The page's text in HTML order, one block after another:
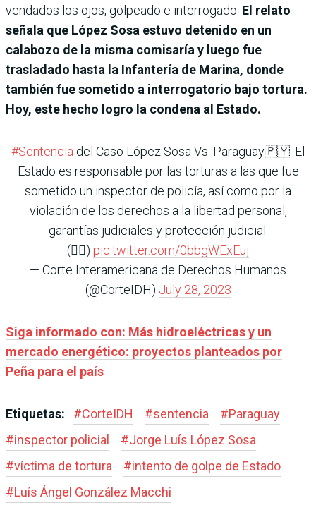
vendados los ojos, golpeado e interrogado. El relato
señala que López Sosa estuvo detenido en un
calabozo de la misma comisaría y luego fue
trasladado hasta la Infantería de Marina, donde
también fue sometido a interrogatorio bajo tortura.
Hoy, este hecho logro la condena al Estado.
#Sentencia del Caso López Sosa Vs. Paraguay🇵🇾. El
Estado es responsable por las torturas a las que fue
sometido un inspector de policía, así como por la
violación de los derechos a la libertad personal,
garantías judiciales y protección judicial.
(👇🏿) pic.twitter.com/0bbgWExEuj
— Corte Interamericana de Derechos Humanos
(@CorteIDH) July 28, 2023
Siga informado con: Más hidroeléctricas y un
mercado energético: proyectos planteados por
Peña para el país
Etiquetas: #CorteIDH #sentencia #Paraguay
#inspector policial #Jorge Luís López Sosa
#víctima de tortura #intento de golpe de Estado
#Luís Ángel González Macchi